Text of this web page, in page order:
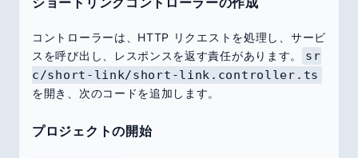
コントローラーは、HTTP リクエストを処理し、サービ
スを呼び出し、レスポンスを返す責任があります。
sr
c/short-link/short-link.controller.ts
を開き、次のコードを追加します。
プロジェクトの開始